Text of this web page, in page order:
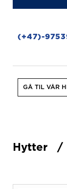
(+47)-
GÅ TIL VÅR
Hytter /